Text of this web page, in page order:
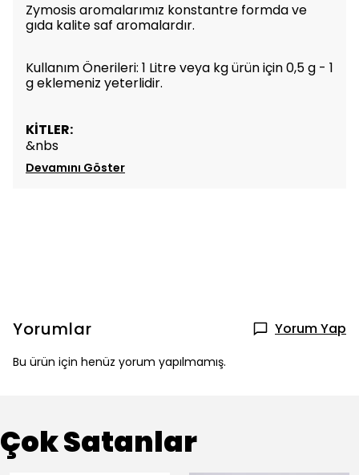
Zymosis aromalarımız konstantre formda ve
gıda kalite saf aromalardır.
Kullanım Önerileri: 1 Litre veya kg ürün için 0,5 g - 1
g eklemeniz yeterlidir.
KİTLER:
&nbs
Devamını Göster
Yorumlar Yorum Yap
Bu ürün için henüz yorum yapılmamış.
Çok Satanlar